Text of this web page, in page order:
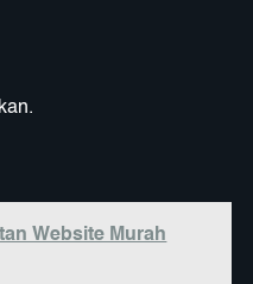
Website Murah